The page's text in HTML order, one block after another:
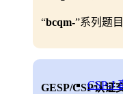
CSP-J
“bcqm-”系列题
GESP/CSP认证